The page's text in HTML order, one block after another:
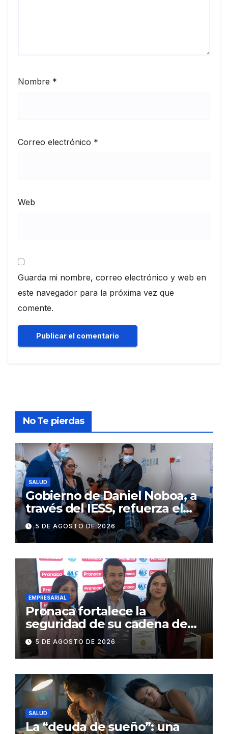
Nombre *
Correo electrónico *
Web
Guarda mi nombre, correo electrónico y web en
este navegador para la próxima vez que
comente.
No Te pierdas
SALUD
Gobierno de Daniel Noboa, a
través del IESS, refuerza el
abastecimiento de insulina
en 86 establecimientos de
salud
5 DE AGOSTO DE 2026
EMPRESARIAL
Pronaca fortalece la
seguridad de su cadena de
suministro con certificación
BASC en dos plantas
5 DE AGOSTO DE 2026
SALUD
La “deuda de sueño”: una